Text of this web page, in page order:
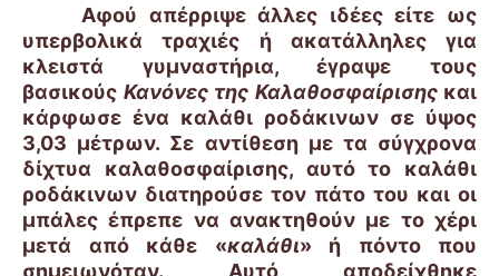
Αφού απέρριψε άλλες ιδέες είτε ως
υπερβολικά τραχιές ή ακατάλληλες για
κλειστά γυμναστήρια, έγραψε τους
βασικούς Κανόνες της Καλαθοσφαίρισηςκαι
κάρφωσε ένα καλάθι ροδάκινων σε ύψος
3,03 μέτρων. Σε αντίθεση με τα σύγχρονα
δίχτυα καλαθοσφαίρισης, αυτό το καλάθι
ροδάκινων διατηρούσε τον πάτο του και οι
μπάλες έπρεπε να ανακτηθούν με το χέρι
μετά από κάθε «καλάθι» ή πόντο που